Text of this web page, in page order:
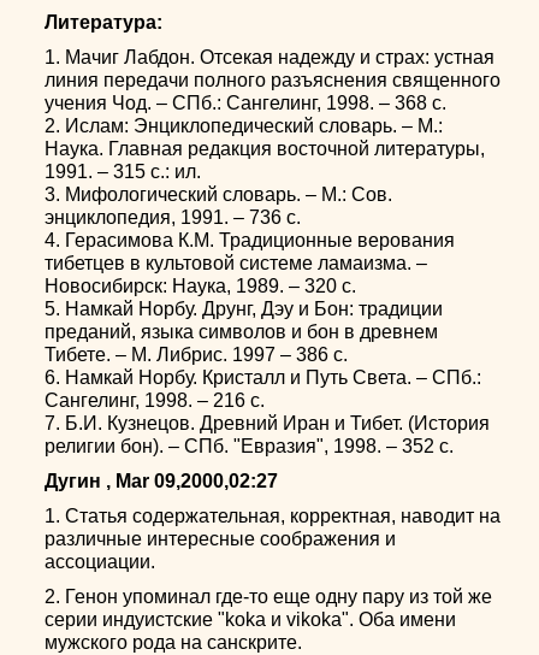
Литература:
1. Мачиг Лабдон. Отсекая надежду и страх: устная
линия передачи полного разъяснения священного
учения Чод. – СПб.: Сангелинг, 1998. – 368 с.
2. Ислам: Энциклопедический словарь. – М.:
Наука. Главная редакция восточной литературы,
1991. – 315 с.: ил.
3. Мифологический словарь. – М.: Сов.
энциклопедия, 1991. – 736 с.
4. Герасимова К.М. Традиционные верования
тибетцев в культовой системе ламаизма. –
Новосибирск: Наука, 1989. – 320 с.
5. Намкай Норбу. Друнг, Дэу и Бон: традиции
преданий, языка символов и бон в древнем
Тибете. – М. Либрис. 1997 – 386 с.
6. Намкай Норбу. Кристалл и Путь Света. – СПб.:
Сангелинг, 1998. – 216 с.
7. Б.И. Кузнецов. Древний Иран и Тибет. (История
религии бон). – СПб. "Евразия", 1998. – 352 с.
Дугин , Mar 09,2000,02:27
1. Статья содержательная, корректная, наводит на
различные интересные соображения и
ассоциации.
2. Генон упоминал где-то еще одну пару из той же
серии индуистские "koka и vikoka". Оба имени
мужского рода на санскрите.